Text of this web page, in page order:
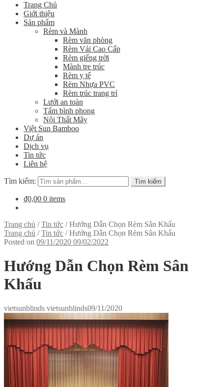
Trang Chủ
Giới thiệu
Sản phẩm
Rèm và Mành
Rèm văn phòng
Rèm Vải Cao Cấp
Rèm giếng trời
Mành tre trúc
Rèm y tế
Rèm Nhựa PVC
Rèm trúc trang trí
Lưới an toàn
Tấm bình phong
Nội Thất Mây
Việt Sun Bamboo
Dự án
Dịch vụ
Tin tức
Liên hệ
Tìm kiếm: Tìm kiếm
₫0,00 0 items
Trang chủ /Tin tức /Hướng Dẫn Chọn Rèm Sân Khấu
Trang chủ /Tin tức /Hướng Dẫn Chọn Rèm Sân Khấu
Posted on 09/11/2020 09/02/2022
Hướng Dẫn Chọn Rèm Sân
Khấu
vietsunblinds vietsunblinds09/11/2020